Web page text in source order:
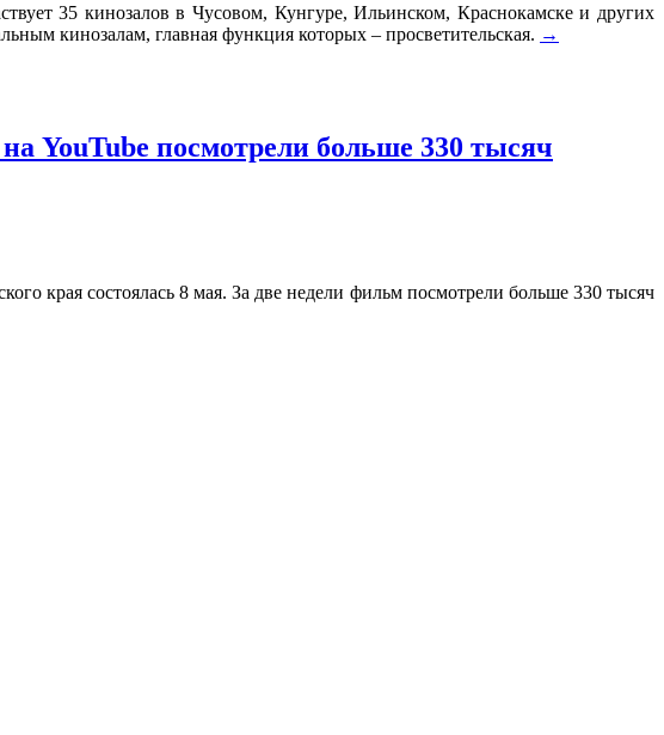
35 кинозалов в Чусовом, Кунгуре, Ильинском, Краснокамске и других
кинозалам, главная функция которых – просветительская. →
YouTube посмотрели больше 330 тысяч
края состоялась 8 мая. За две недели фильм посмотрели больше 330 тысяч